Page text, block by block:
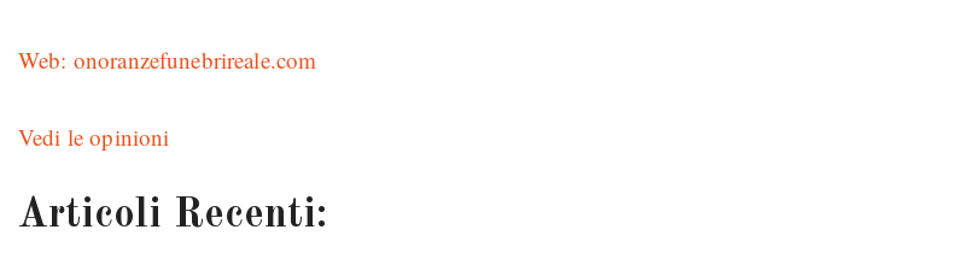
Web: onoranzefunebrireale.com
Vedi le opinioni
Articoli Recenti: